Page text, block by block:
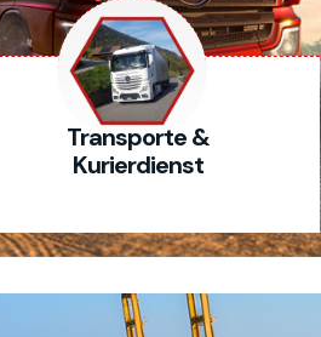
Transporte &
Kurierdienst